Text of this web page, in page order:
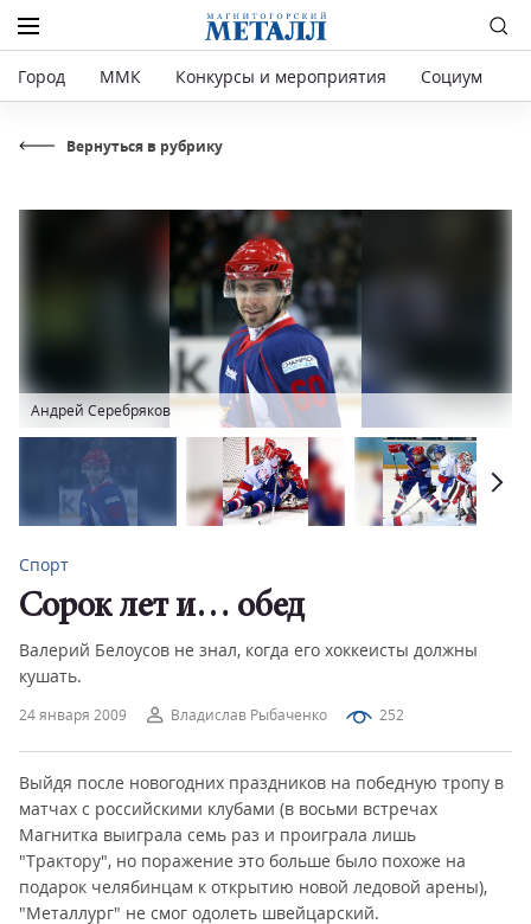
Город ММК Конкурсы и мероприятия Социум
Вернуться в рубрику
24 января 2009 Владислав Рыбаченко 252
Спорт
Сорок лет и… обед
Валерий Белоусов не знал, когда его хоккеисты должны
кушать.
Андрей Серебряков
Выйдя после новогодних праздников на победную тропу в
матчах с российскими клубами (в восьми встречах
Магнитка выиграла семь раз и проиграла лишь
"Трактору", но поражение это больше было похоже на
подарок челябинцам к открытию новой ледовой арены),
"Металлург" не смог одолеть швейцарский.